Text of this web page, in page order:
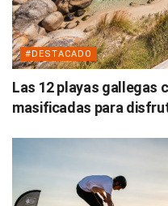
#DESTACADO
Las 12 playas gallegas
masificadas para